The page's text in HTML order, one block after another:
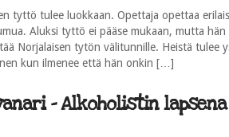
tyttö tulee luokkaan. Opettaja opettaa
Aluksi tyttö ei pääse mukaan, mutta
Norjalaisen tytön välitunnille. Heistä tulee
kun ilmenee että hän onkin […]
- Alkoholistin lapsena